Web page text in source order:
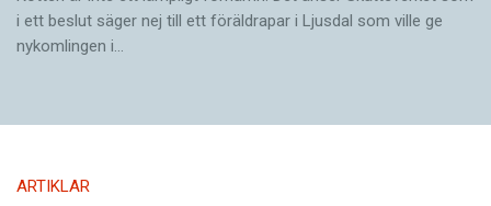
i ett beslut säger nej till ett föräldra­par i Ljusdal som ville ge
nykomlingen i…
ARTIKLAR